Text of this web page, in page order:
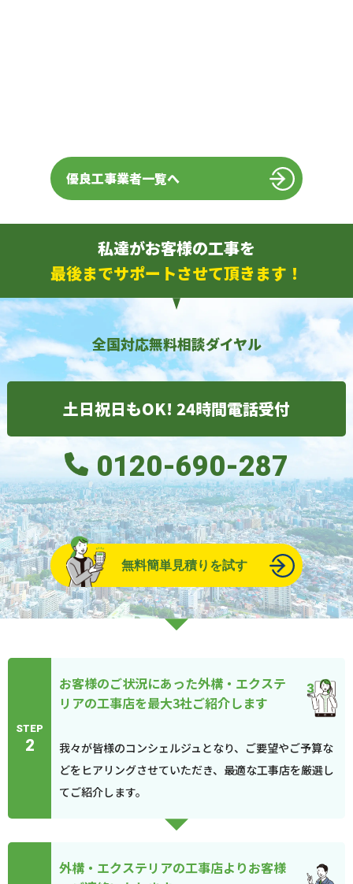
優良工事業者一覧へ
私達がお客様の工事を
最後までサポートさせて頂きます！
全国対応無料相談ダイヤル
土日祝日もOK! 24時間電話受付
0120-690-287
無料簡単見積りを試す
STEP
2
お客様のご状況にあった外構・エクステ
リアの工事店を最大3社ご紹介します
我々が皆様のコンシェルジュとなり、ご要望やご予算な
どをヒアリングさせていただき、最適な工事店を厳選し
てご紹介します。
外構・エクステリアの工事店よりお客様